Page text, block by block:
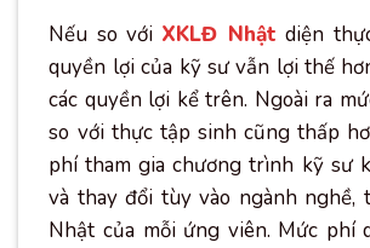
Nếu so với XKLĐ Nhật diện
quyền lợi của kỹ sư vẫn lợi thế
các quyền lợi kể trên. Ngoài ra
so với thực tập sinh cũng thấp
phí tham gia chương trình kỹ sư
và thay đổi tùy vào ngành nghề,
Nhật của mỗi ứng viên. Mức phí